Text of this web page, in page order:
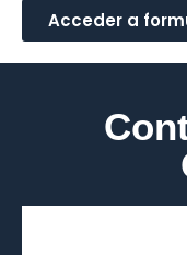
Acceder a